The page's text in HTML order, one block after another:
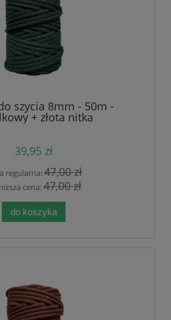
szycia 8mm - 50m -
+ złota nitka
39,95 zł
regularna:47,00 zł
cena:47,00 zł
do koszyka